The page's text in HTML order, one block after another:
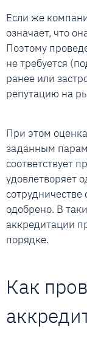
Если же
означает, что
Поэтому
не требуется
ранее или
репутацию на
При этом
заданным
соответствует
удовлетворяет
одобрено. В
аккредитации
порядке.
Как